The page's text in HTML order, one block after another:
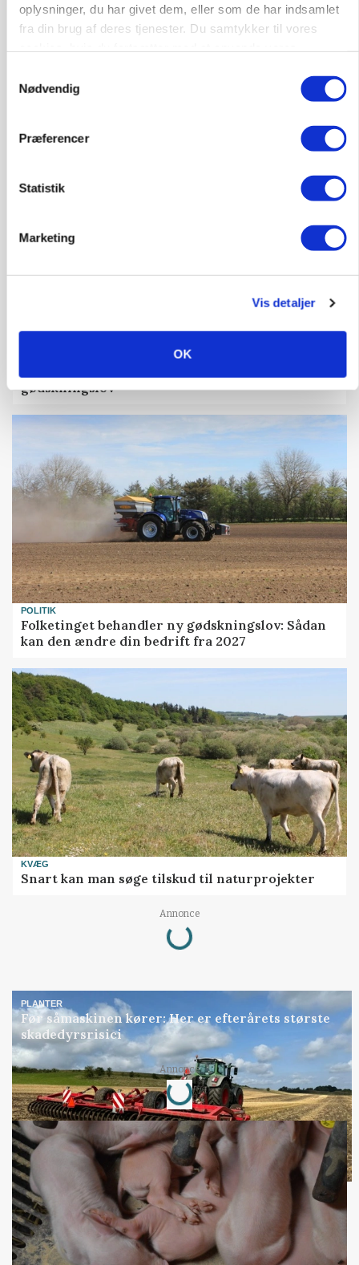
oplysninger, du har givet dem, eller som de har indsamlet
fra din brug af deres tjenester. Du samtykker til vores
Nødvendig
Præferencer
Statistik
Marketing
Vis detaljer
OK
BUSINESS
»Nu stopper I«: Landbrugsdebattør og
gødskningslov
POLITIK
Folketinget behandler ny gødskningslov: Sådan
kan den ændre din bedrift fra 2027
KVÆG
Snart kan man søge tilskud til naturprojekter
Annonce
Loading...
PLANTER
Før såmaskinen kører: Her er efterårets største
skadedyrsrisici
Annonce
Loading...